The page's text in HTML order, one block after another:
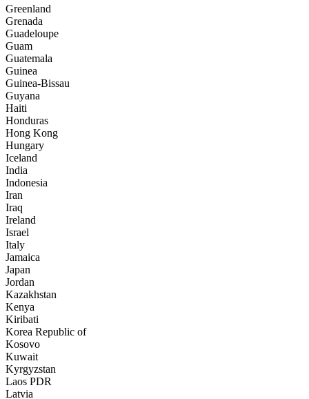
Greenland
Grenada
Guadeloupe
Guam
Guatemala
Guinea
Guinea-Bissau
Guyana
Haiti
Honduras
Hong Kong
Hungary
Iceland
India
Indonesia
Iran
Iraq
Ireland
Israel
Italy
Jamaica
Japan
Jordan
Kazakhstan
Kenya
Kiribati
Korea Republic of
Kosovo
Kuwait
Kyrgyzstan
Laos PDR
Latvia